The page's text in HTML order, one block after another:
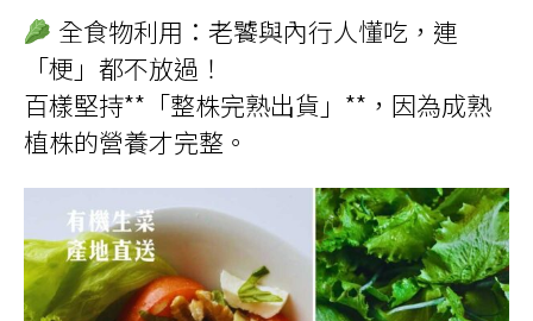
全食物利用：老饕與內行人懂吃，連
「梗」都不放過！
百樣堅持**「整株完熟出貨」**，因為成熟
植株的營養才完整。